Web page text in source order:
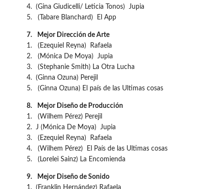
4. (Gina Giudicelli/ Leticia Tonos) Jupia
5. (Tabare Blanchard) El App
7.
Mejor Dirección de Arte
1. (Ezequiel Reyna) Rafaela
2. (Mónica De Moya) Jupia
3. (Stephanie Smith) La Otra Lucha
4. (Ginna Ozuna) Perejil
5. (Ginna Ozuna) El país de las Ultimas cosas
8.
Mejor Diseño de Producción
1. (Wilhem Pérez) Perejil
2. J (Mónica De Moya) Jupia
3. (Ezequiel Reyna) Rafaela
4. (Wilhem Pérez) El País de las Ultimas cosas
5. (Lorelei Sainz) La Encomienda
9.
Mejor Diseño de Sonido
1. (Franklin Hernández) Rafaela